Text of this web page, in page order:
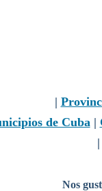
|
de Cuba|
Nos